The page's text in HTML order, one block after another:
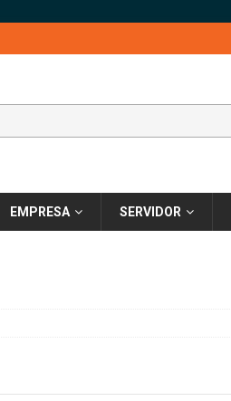
EMPRESA SERVIDOR